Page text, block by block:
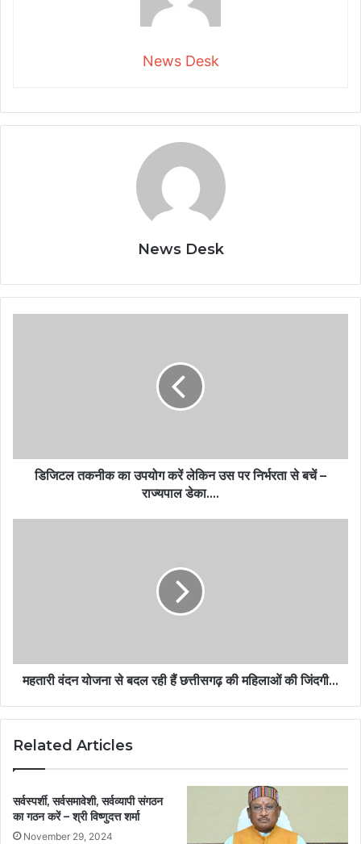
News Desk
News Desk
डिजिटल तकनीक का उपयोग करें लेकिन उस पर निर्भरता से बचें –
राज्यपाल डेका….
महतारी वंदन योजना से बदल रही हैं छत्तीसगढ़ की महिलाओं की जिंदगी…
Related Articles
सर्वस्पर्शी, सर्वसमावेशी, सर्वव्यापी संगठन
का गठन करें – श्री विष्णुदत्त शर्मा
November 29, 2024